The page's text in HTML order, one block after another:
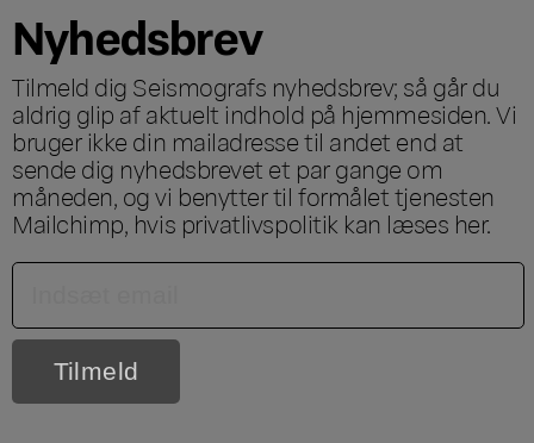
Nyhedsbrev
Tilmeld dig Seismografs nyhedsbrev; så går du
aldrig glip af aktuelt indhold på hjemmesiden. Vi
bruger ikke din mailadresse til andet end at
sende dig nyhedsbrevet et par gange om
måneden, og vi benytter til formålet tjenesten
Mailchimp, hvis privatlivspolitik kan læses her.